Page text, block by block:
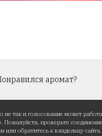
аромат?
не так и голосование может
Пожалуйста, проверьте
или обратитесь к владельцу сайта.